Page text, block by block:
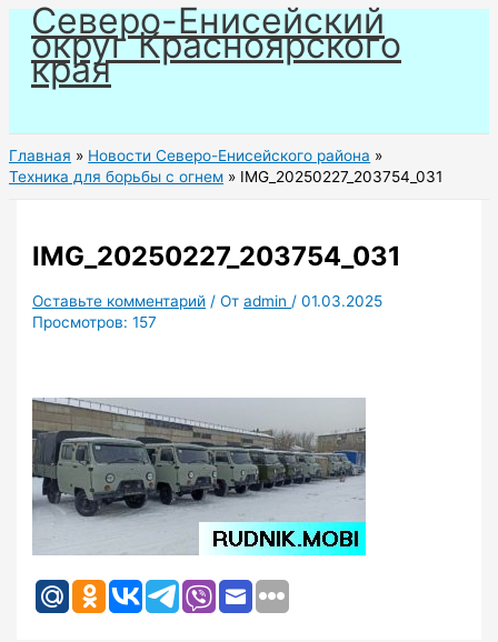
Перейти
содержимому
Северо-Енисейский
округ Красноярского
края
Главная
Новости Северо-Енисейского района
Техника для борьбы с огнем
IMG_20250227_203754_031
IMG_20250227_203754_031
Оставьте комментарий / Отadmin /01.03.2025
Просмотров: 157